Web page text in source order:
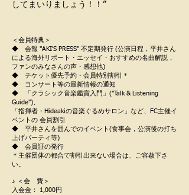
してまいりましょう！！”
＜会員特典＞
◆ 会報 "AKI'S PRESS" 不定期発行 (公演日程，平井さん
による海外リポート・エッセイ・おすすめの名曲解説，
ファンのみなさんの声・感想他)
◆ チケット優先予約・会員特別割引＊
◆ コンサート等の最新情報の通知
◆ 「クラシック音楽鑑賞入門」("Talk & Listening
Guide")、
「指揮者・Hideakiの音楽ぐるめサロン」など、FC主催イ
ベントの 会員割引
◆ 平井さんを囲んでのイベント(食事会，公演後の打ち
上げパーティ等)
◆ 会員証の発行
＊主催団体の都合で割引出来ない場合は、ご容赦下さ
い。
♪ ＜会 費＞
入会金： 1,000円